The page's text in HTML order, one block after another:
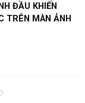
ĐẦU KHIẾN
TRÊN MÀN ẢNH